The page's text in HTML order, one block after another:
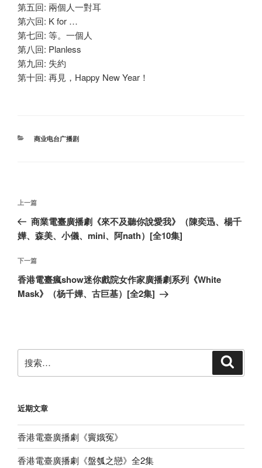
第五回: 兩個人一對耳
第六回: K for …
第七回: 等。一個人
第八回: Planless
第九回: 失約
第十回: 再見，Happy New Year！
分
商业电台广播剧
文
导
航
上
一
篇
章
上一篇
商業電臺廣播劇《來不及聽你說愛我》（陳奕迅、楊千
嬅、森美、小儀、mini、阿nath）[全10集]
下
一
篇
下一篇
香港電臺瘋show迷你戲院女作家廣播劇系列《White
Mask》（杨千嬅、古巨基）[全2集]
索：
近期文章
香港電臺廣播劇《竇娥冤》
香港電臺廣播劇《盤瓠之戀》全2集